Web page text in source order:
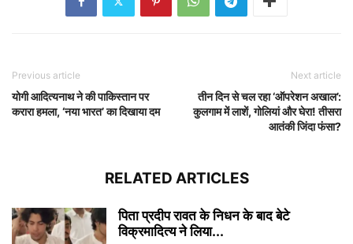
Previous article
योगी आदित्यनाथ ने की पाकिस्तान पर
करारा हमला, ‘नया भारत’ का दिखाया दम
Next article
तीन दिन से चल रहा ‘ऑपरेशन अखाल’:
कुलगाम में लाशें, गोलियां और घेरा! तीसरा
आतंकी जिंदा फंसा?
RELATED ARTICLES
पिता प्रदीप रावत के निधन के बाद बेटे
विक्रमादित्य ने लिया...